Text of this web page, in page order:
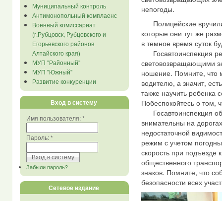
Муниципальный контроль
Антимонопольный комплаенс
Военный комиссариат
(г.Рубцовск, Рубцовского и
Егорьевского районов
Алтайского края)
МУП "Районный"
МУП "Южный"
Развитие конкуренции
Вход в систему
Имя пользователя:*
Пароль:*
Забыли пароль?
Сетевое издание
непогоды.
Полицейские
которые они тут же
в темное время суток
Госавтоинспекция
световозвращающими
ношение. Помните, что
водителю, а значит,
также научить ребенка
Побеспокойтесь о том,
Госавтоинспекция
внимательны на
недостаточной
режим с учетом
скорость при
общественного
знаков. Помните, что
безопасности всех